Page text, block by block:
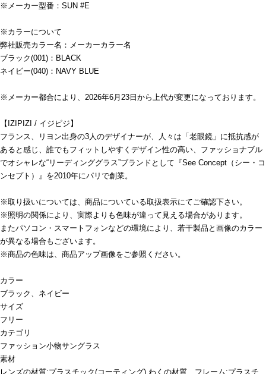
※メーカー型番：SUN #E
※カラーについて
弊社販売カラー名：メーカーカラー名
ブラック(001)：BLACK
ネイビー(040)：NAVY BLUE
※メーカー都合により、2026年6月23日から上代が変更になっております。
【IZIPIZI / イジピジ】
フランス、リヨン出身の3人のデザイナーが、人々は「老眼鏡」に抵抗感が
あると感じ、誰でもフィットしやすくデザイン性の高い、ファッショナブル
でオシャレな“リーディンググラス”ブランドとして『See Concept（シー・コ
ンセプト）』を2010年にパリで創業。
※取り扱いについては、商品についている取扱表示にてご確認下さい。
※照明の関係により、実際よりも色味が違って見える場合があります。
またパソコン・スマートフォンなどの環境により、若干製品と画像のカラー
が異なる場合もございます。
※商品の色味は、商品アップ画像をご参照ください。
カラー
ブラック、ネイビー
サイズ
フリー
カテゴリ
ファッション小物サングラス
素材
レンズの材質:プラスチック(コーティング) わくの材質 フレーム:プラスチ